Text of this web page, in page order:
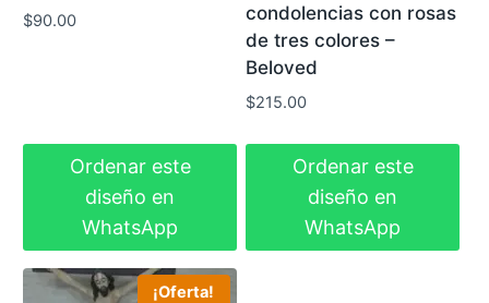
$90.00
Ordenar este
diseño en
WhatsApp
condolencias con rosas
de tres colores –
Beloved
$215.00
Ordenar este
diseño en
WhatsApp
¡Oferta!